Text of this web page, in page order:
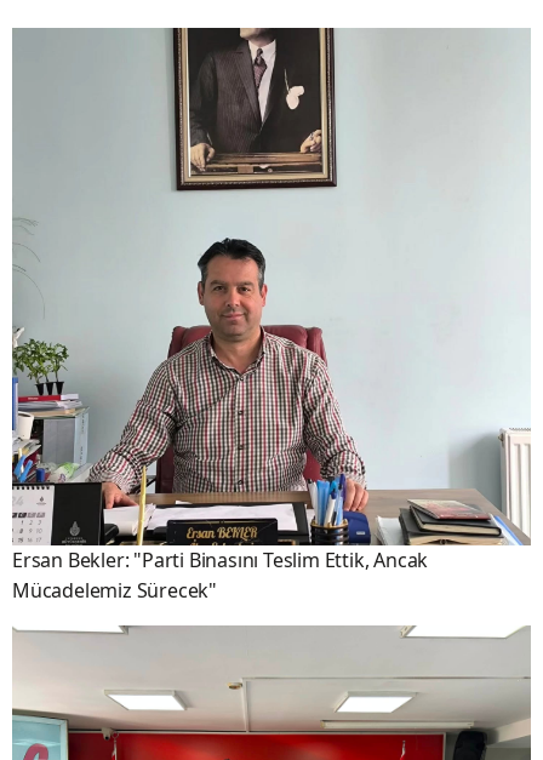
Ersan Bekler: "Parti Binasını Teslim Ettik, Ancak
Mücadelemiz Sürecek"